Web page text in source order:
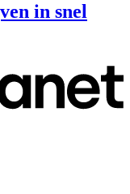
in snel